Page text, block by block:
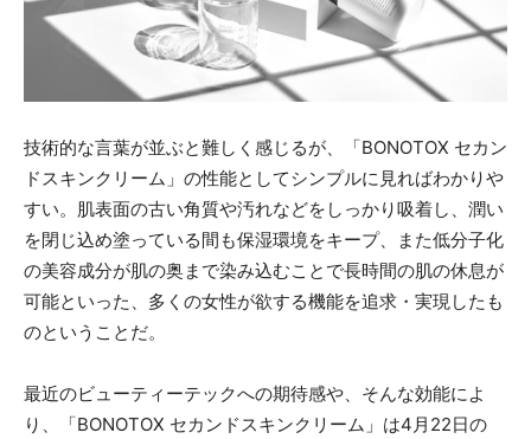
技術的な言葉が並ぶと難しく感じるが、「BONOTOX セカン
ドスキンクリーム」の性能としてシンプルに見ればわかりや
すい。肌表面の古い角質や汚れなどをしっかり吸着し、潤い
を閉じ込め塗っている間も保湿環境をキープ、また低分子化
の美容成分が肌の奥まで染み込むことで長時間の肌の休息が
可能といった、多くの女性が欲する機能を追求・実現したも
のということだ。
最近のビューティーテックへの期待感や、そんな効能によ
り、「BONOTOX セカンドスキンクリーム」は4月22日の